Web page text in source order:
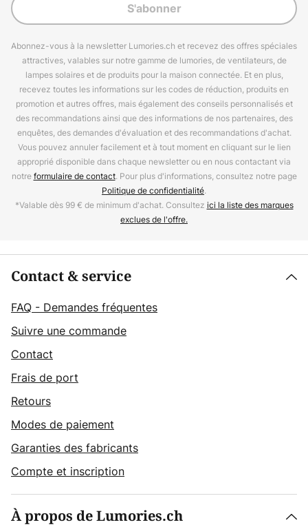
S'abonner
Abonnez-vous à la newsletter Lumories.ch et recevez des offres spéciales
attractives, valables sur notre gamme de lumories, de ventilateurs, de
lampes solaires et de produits pour la maison connectée. Et en plus,
recevez toutes les informations sur les codes de réduction, produits en
promotion et autres offres, mais également des conseils personnalisés et
des recommandations ainsi que des informations de nos partenaires, des
enquêtes, des demandes d'évaluation et des recommandations d'achat.
Vous pouvez annuler facilement et à tout moment en cliquant sur le lien
approprié disponible dans chaque newsletter ou en nous contactant via
notreformulaire de contact. Pour plus d'informations, consultez notre page
Politique de confidentialité.
*Valable dès 99 € de minimum d'achat. Consultez ici la liste des marques
exclues de l'offre.
Contact & service
FAQ - Demandes fréquentes
Suivre une commande
Contact
Frais de port
Retours
Modes de paiement
Garanties des fabricants
Compte et inscription
À propos de Lumories.ch